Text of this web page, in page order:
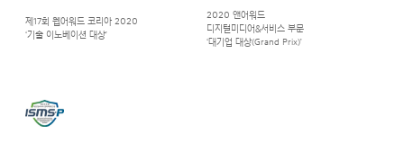
제17회 웹어워드 코리아 2020
‘기술 이노베이션 대상’
2020 앤어워드
디지털미디어&서비스 부문
‘대기업 대상(Grand Prix)’